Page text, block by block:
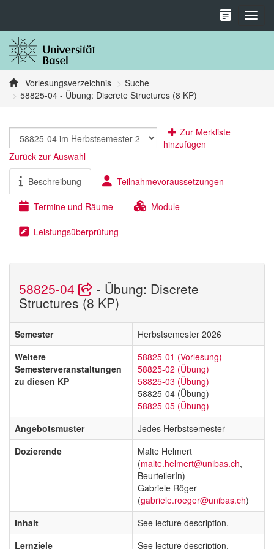
Vorlesungsverzeichnis
Suche
58825-04 - Übung: Discrete Structures (8 KP)
Zur Merkliste
hinzufügen
Zurück zur Auswahl
Beschreibung Teilnahmevoraussetzungen
Termine und Räume Module
Leistungsüberprüfung
58825-04 - Übung: Discrete
Structures (8 KP)
Semester
Herbstsemester 2026
Weitere
Semesterveranstaltungen
zu diesen KP
58825-01 (Vorlesung)
58825-02 (Übung)
58825-03 (Übung)
58825-04 (Übung)
58825-05 (Übung)
Angebotsmuster
Jedes Herbstsemester
Dozierende
Malte Helmert
(malte.helmert@unibas.ch,
BeurteilerIn)
Gabriele Röger
(gabriele.roeger@unibas.ch)
Inhalt
See lecture description.
Lernziele
See lecture description.